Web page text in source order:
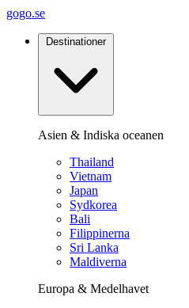
gogo.se
Destinationer
Asien & Indiska oceanen
Thailand
Vietnam
Japan
Sydkorea
Bali
Filippinerna
Sri Lanka
Maldiverna
Europa & Medelhavet